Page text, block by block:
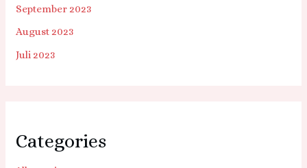
September 2023
August 2023
Juli 2023
Categories